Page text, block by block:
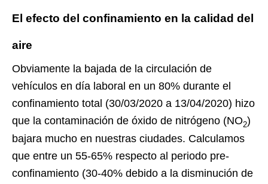
El efecto del confinamiento en la calidad del
aire
Obviamente la bajada de la circulación de
vehículos en día laboral en un 80% durante el
confinamiento total (30/03/2020 a 13/04/2020) hizo
que la contaminación de óxido de nitrógeno (NO2)
bajara mucho en nuestras ciudades. Calculamos
que entre un 55-65% respecto al periodo pre-
confinamiento (30-40% debido a la disminución de